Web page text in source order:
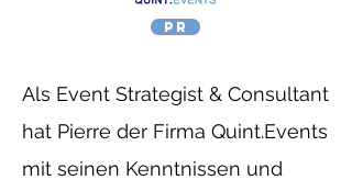
PR
Als Event Strategist & Consultant
hat Pierre der Firma Quint.Events
mit seinen Kenntnissen und